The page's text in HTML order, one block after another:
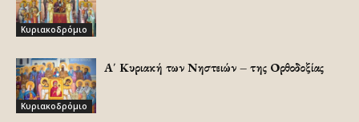
Κυριακοδρόμιο
Κυριακοδρόμιο
Α΄ Κυριακή των Νηστειών – της Ορθοδοξίας